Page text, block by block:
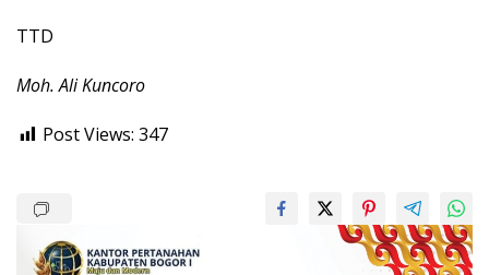
TTD
Moh. Ali Kuncoro
Post Views: 347